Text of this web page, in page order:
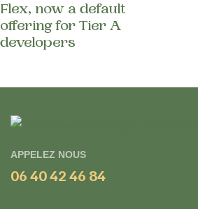
Flex, now a default
offering for Tier A
developers
APPELEZ NOUS
06 40 42 46 84